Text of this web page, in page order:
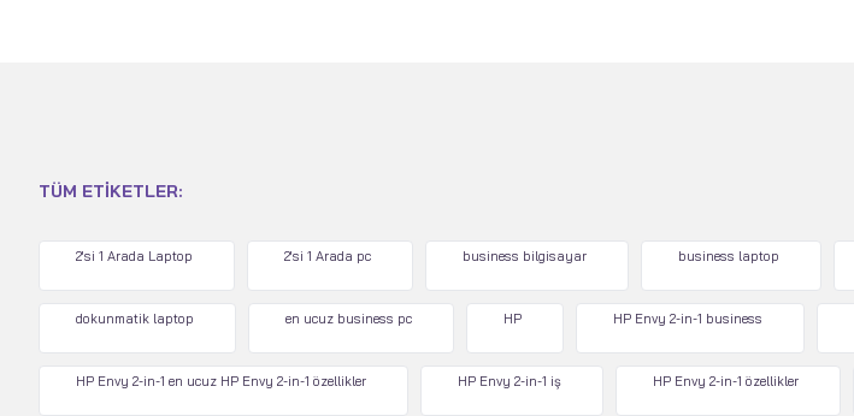
TÜM ETIKETLER:
2'si 1 Arada Laptop 2'si 1 Arada pc business bilgisayar business laptop
dokunmatik laptop en ucuz business pc HP HP Envy 2-in-1 business
HP Envy 2-in-1 en ucuz HP Envy 2-in-1 özellikler HP Envy 2-in-1 iş HP Envy 2-in-1 özellikler